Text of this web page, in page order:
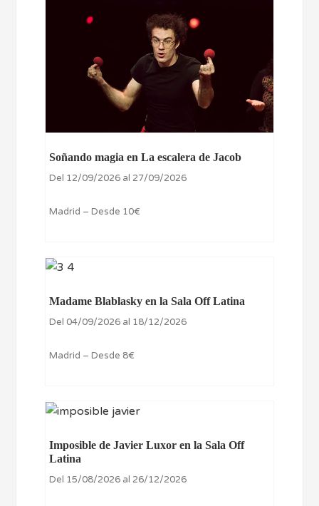
Soñando magia en La escalera de Jacob
Del 12/09/2026 al 27/09/2026
Madrid – Desde 10€
Madame Blablasky en la Sala Off Latina
Del 04/09/2026 al 18/12/2026
Madrid – Desde 8€
Imposible de Javier Luxor en la Sala Off
Latina
Del 15/08/2026 al 26/12/2026